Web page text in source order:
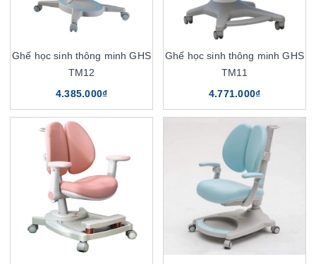
Ghế học sinh thông minh GHS
TM12
4.385.000₫
Ghế học sinh thông minh GHS
TM11
4.771.000₫